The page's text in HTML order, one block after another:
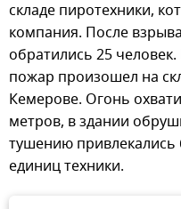
складе пиротехники,
компания. После
обратились 25
пожар произошел на
Кемерове. Огонь
метров, в здании
тушению привлекались
единиц техники.